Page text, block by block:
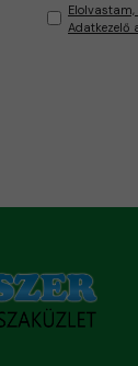
Adatkezelő